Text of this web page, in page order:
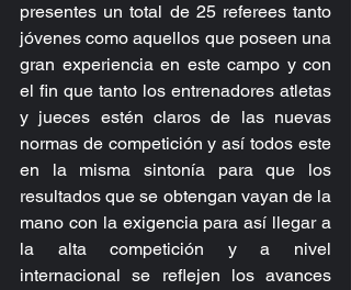
presentes un total de 25 referees tanto
jóvenes como aquellos que poseen una
gran experiencia en este campo y con
el fin que tanto los entrenadores atletas
y jueces estén claros de las nuevas
normas de competición y así todos este
en la misma sintonía para que los
resultados que se obtengan vayan de la
mano con la exigencia para así llegar a
la alta competición y a nivel
internacional se reflejen los avances